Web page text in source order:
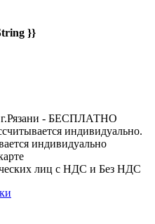
}}
г.Рязани - БЕСПЛАТНО
индивидуально.
индивидуально
лиц с НДС и Без НДС